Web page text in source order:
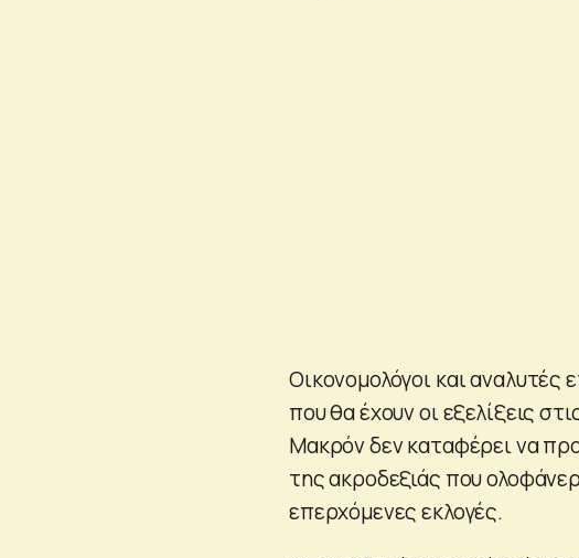
Οικονομολόγοι και
που θα έχουν οι εξελίξεις
Μακρόν δεν καταφέρει να
της ακροδεξιάς που
επερχόμενες εκλογές.